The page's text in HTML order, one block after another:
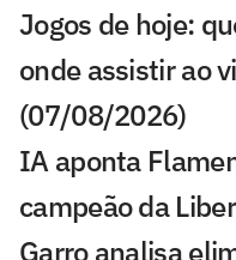
Jogos de hoje:
onde assistir ao
(07/08/2026)
IA aponta
campeão da
Garro analisa